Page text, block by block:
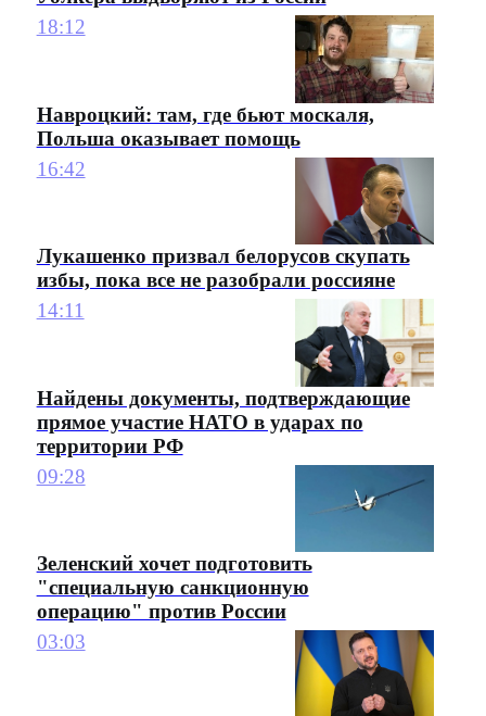
18:12
Навроцкий: там, где бьют москаля,
Польша оказывает помощь
16:42
Лукашенко призвал белорусов скупать
избы, пока все не разобрали россияне
14:11
Найдены документы, подтверждающие
прямое участие НАТО в ударах по
территории РФ
09:28
Зеленский хочет подготовить
"специальную санкционную
операцию" против России
03:03